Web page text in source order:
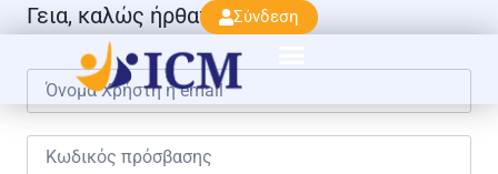
Σύνδεση
Γεια, καλώς ήρθατε πάλι!